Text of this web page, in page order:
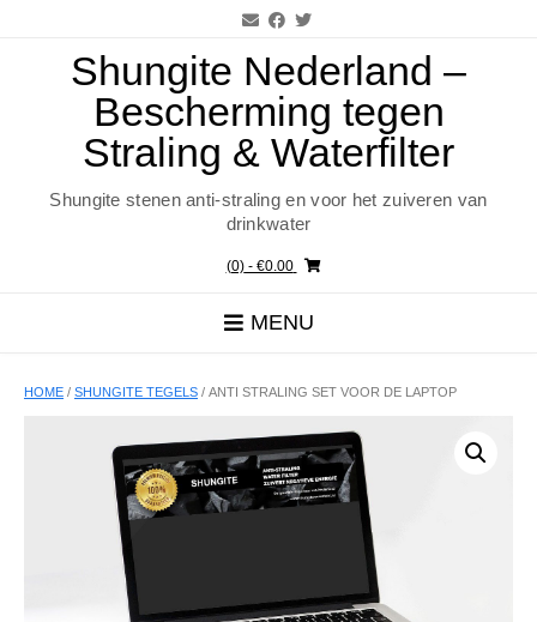
Shungite Nederland –
Bescherming tegen
Straling & Waterfilter
Shungite stenen anti-straling en voor het zuiveren van
drinkwater
(0)- €0.00
MENU
HOME / SHUNGITE TEGELS / ANTI STRALING SET VOOR DE LAPTOP